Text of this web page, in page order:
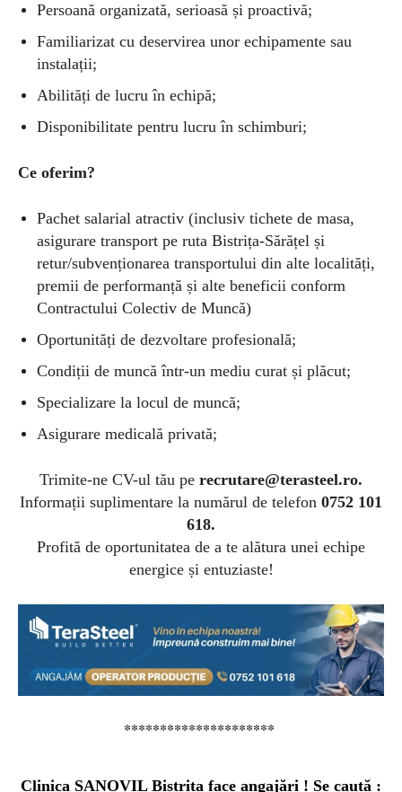
Persoană organizată, serioasă și proactivă;
Familiarizat cu deservirea unor echipamente sau
instalații;
Abilități de lucru în echipă;
Disponibilitate pentru lucru în schimburi;
Ce oferim?
Pachet salarial atractiv (inclusiv tichete de masa,
asigurare transport pe ruta Bistrița-Sărățel și
retur/subvenționarea transportului din alte localități,
premii de performanță și alte beneficii conform
Contractului Colectiv de Muncă)
Oportunități de dezvoltare profesională;
Condiții de muncă într-un mediu curat și plăcut;
Specializare la locul de muncă;
Asigurare medicală privată;
Trimite-ne CV-ul tău pe recrutare@terasteel.ro.
Informații suplimentare la numărul de telefon 0752 101
618.
Profită de oportunitatea de a te alătura unei echipe
energice și entuziaste!
*********************
Clinica SANOVIL Bistrița face angajări ! Se caută :